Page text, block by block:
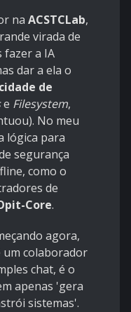
na ACSTCLab,
virada de
fazer a IA
dar a ela o
de
e Filesystem,
No meu
lógica para
segurança
como o
de
Core.
agora,
um colaborador
chat, é o
apenas 'gera
sistemas'.